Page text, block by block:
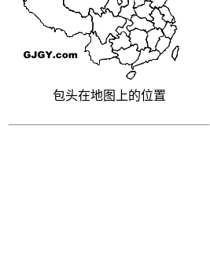
包头在地图上的位置